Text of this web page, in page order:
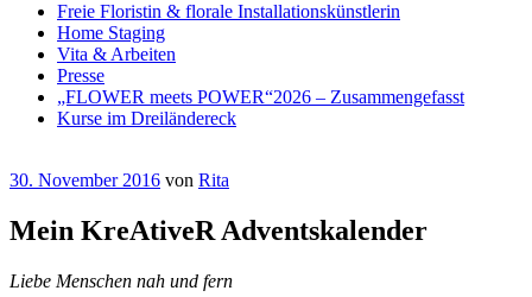
Freie Floristin & florale Installationskünstlerin
Home Staging
Vita & Arbeiten
Presse
„FLOWER meets POWER“2026 – Zusammengefasst
Kurse im Dreiländereck
Veröffentlicht
30. November 2016 von Rita
Mein KreAtiveR Adventskalender
Liebe Menschen nah und fern